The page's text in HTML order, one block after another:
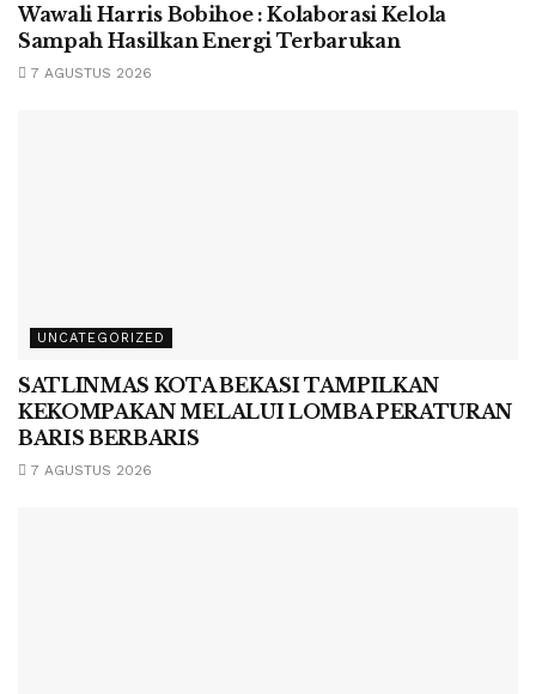
Wawali Harris Bobihoe : Kolaborasi Kelola
Sampah Hasilkan Energi Terbarukan
7 AGUSTUS 2026
UNCATEGORIZED
SATLINMAS KOTA BEKASI TAMPILKAN
KEKOMPAKAN MELALUI LOMBA PERATURAN
BARIS BERBARIS
7 AGUSTUS 2026